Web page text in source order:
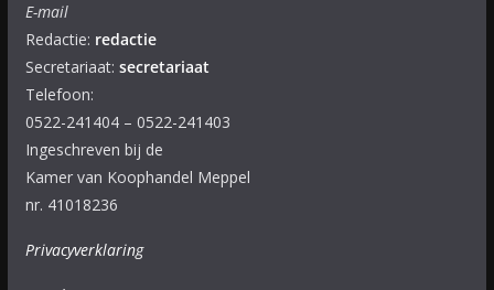
E-mail
Redactie: redactie
Secretariaat: secretariaat
Telefoon:
0522-241404 – 0522-241403
Ingeschreven bij de
Kamer van Koophandel Meppel
nr. 41018236
Privacyverklaring